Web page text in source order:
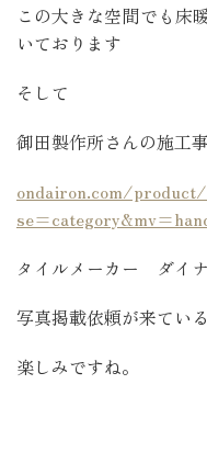
この大きな空間でも床
いております
そして
御田製作所さんの施工
ondairon.com/
タイルメーカー ダイ
写真掲載依頼が来てい
楽しみですね。